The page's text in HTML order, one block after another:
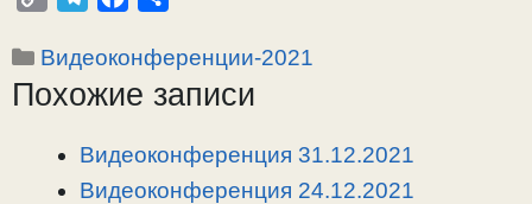
p
y
l
e
r
a
c
e
o
п
р
в
Рубрики
Видеоконференции-2021
Похожие записи
Видеоконференция 31.12.2021
Видеоконференция 24.12.2021